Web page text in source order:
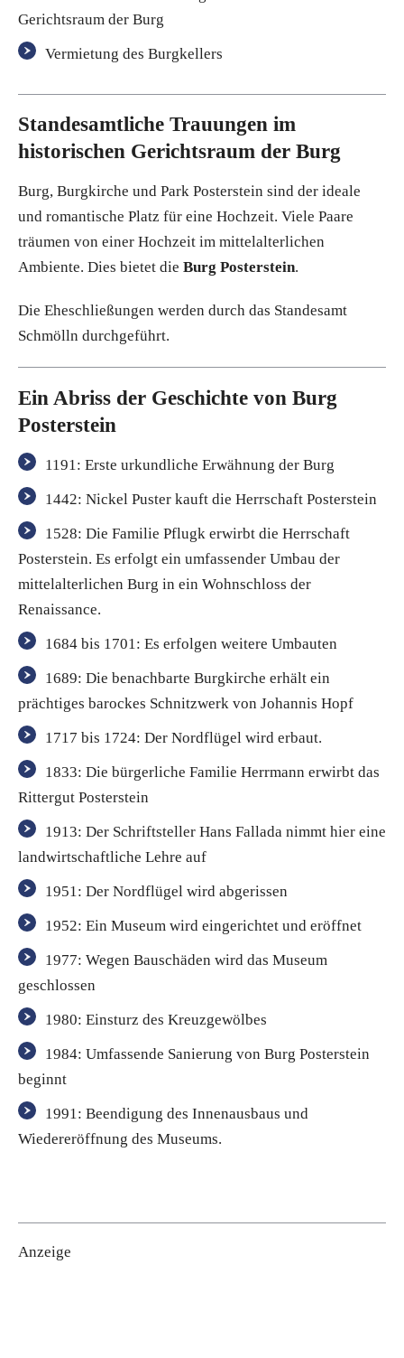
Gerichtsraum der Burg
Vermietung des Burgkellers
Standesamtliche Trauungen im
historischen Gerichtsraum der Burg
Burg, Burgkirche und Park Posterstein sind der ideale
und romantische Platz für eine Hochzeit. Viele Paare
träumen von einer Hochzeit im mittelalterlichen
Ambiente. Dies bietet die Burg Posterstein.
Die Eheschließungen werden durch das Standesamt
Schmölln durchgeführt.
Ein Abriss der Geschichte von Burg
Posterstein
1191: Erste urkundliche Erwähnung der Burg
1442: Nickel Puster kauft die Herrschaft Posterstein
1528: Die Familie Pflugk erwirbt die Herrschaft
Posterstein. Es erfolgt ein umfassender Umbau der
mittelalterlichen Burg in ein Wohnschloss der
Renaissance.
1684 bis 1701: Es erfolgen weitere Umbauten
1689: Die benachbarte Burgkirche erhält ein
prächtiges barockes Schnitzwerk von Johannis Hopf
1717 bis 1724: Der Nordflügel wird erbaut.
1833: Die bürgerliche Familie Herrmann erwirbt das
Rittergut Posterstein
1913: Der Schriftsteller Hans Fallada nimmt hier eine
landwirtschaftliche Lehre auf
1951: Der Nordflügel wird abgerissen
1952: Ein Museum wird eingerichtet und eröffnet
1977: Wegen Bauschäden wird das Museum
geschlossen
1980: Einsturz des Kreuzgewölbes
1984: Umfassende Sanierung von Burg Posterstein
beginnt
1991: Beendigung des Innenausbaus und
Wiedereröffnung des Museums.
Anzeige